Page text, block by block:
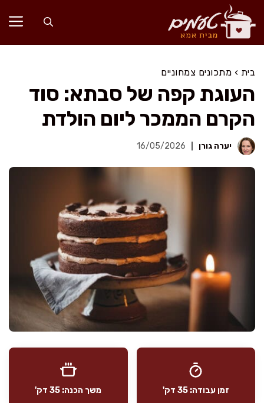
לדלג
לתוכן
בית › מתכונים צמחוניים
העוגת קפה של סבתא: סוד
הקרם הממכר ליום הולדת
יערה גורן 16/05/2026
זמן עבודה: 35 דק' משך הכנה: 35 דק'